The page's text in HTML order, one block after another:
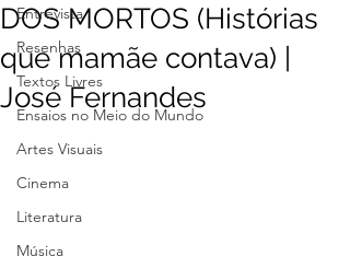
Entrevista
Resenhas
Textos Livres
Ensaios no Meio do Mundo
Artes Visuais
Cinema
Literatura
Música
DOS MORTOS (Histórias
que mamãe contava) |
José Fernandes